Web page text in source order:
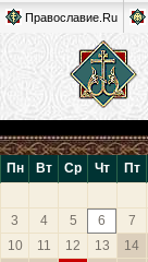
Православие.Ru
Пн Вт Ср Чт Пт
3
4 5 6 7
10
11 12 13 14